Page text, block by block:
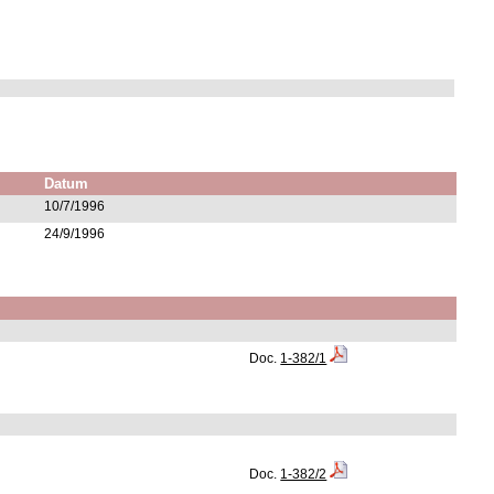
Datum
10/7/1996
24/9/1996
Doc. 1-382/1
Doc. 1-382/2